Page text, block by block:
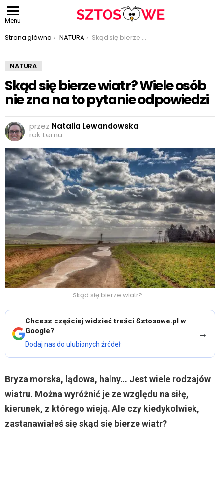
Menu
Jesteś tutaj:
Strona główna NATURA Skąd się bierze wiatr? Wiele osób nie zna na to pytanie odpowiedzi
NATURA
Skąd się bierze wiatr? Wiele osób
nie zna na to pytanie odpowiedzi
przez Natalia Lewandowska
rok temu
Skąd się bierze wiatr?
Chcesz częściej widzieć treści Sztosowe.pl w
Google?
Dodaj nas do ulubionych źródeł
→
Bryza morska, lądowa, halny… Jest wiele rodzajów
wiatru. Można wyróżnić je ze względu na siłę,
kierunek, z którego wieją. Ale czy kiedykolwiek,
zastanawiałeś się skąd się bierze wiatr?